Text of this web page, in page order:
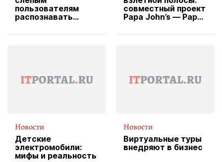
пользователям
распознавать
совместный проект
Papa John’s — Papa
вводит
Новости
Детские
электромобили:
мифы и реальность
Новости
Виртуальные туры
внедряют в бизнес